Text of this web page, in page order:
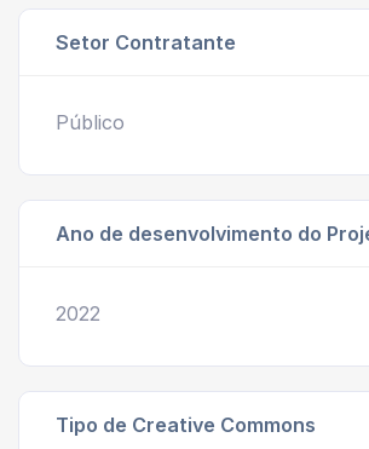
Setor Contratante
Público
Ano de desenvolvimento do
2022
Tipo de Creative Commons